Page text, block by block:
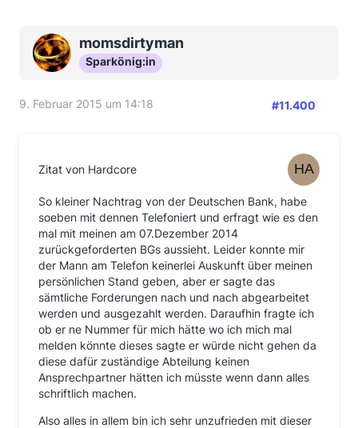
momsdirtyman
Sparkönig:in
9. Februar 2015 um 14:18 #11.400
Zitat von Hardcore
So kleiner Nachtrag von der Deutschen Bank, habe
soeben mit dennen Telefoniert und erfragt wie es den
mal mit meinen am 07.Dezember 2014
zurückgeforderten BGs aussieht. Leider konnte mir
der Mann am Telefon keinerlei Auskunft über meinen
persönlichen Stand geben, aber er sagte das
sämtliche Forderungen nach und nach abgearbeitet
werden und ausgezahlt werden. Daraufhin fragte ich
ob er ne Nummer für mich hätte wo ich mich mal
melden könnte dieses sagte er würde nicht gehen da
diese dafür zuständige Abteilung keinen
Ansprechpartner hätten ich müsste wenn dann alles
schriftlich machen.
Also alles in allem bin ich sehr unzufrieden mit dieser